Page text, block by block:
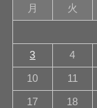
月
火
3 4
10 11
17 18